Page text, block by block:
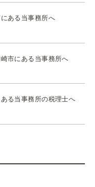
ある当事務所へ
市にある当事務所へ
る当事務所の税理士へ